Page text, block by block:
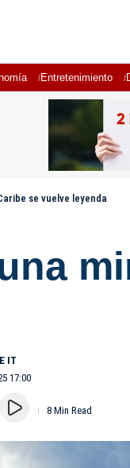
Entretenimiento
se vuelve leyenda
17:00
8 Min Read